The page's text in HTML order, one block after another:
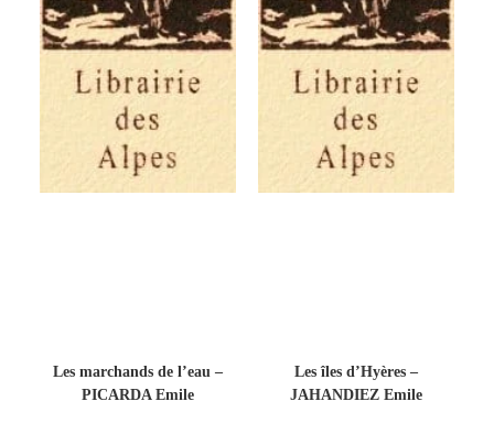
Les marchands de l’eau –
PICARDA Emile
Les îles d’Hyères –
JAHANDIEZ Emile